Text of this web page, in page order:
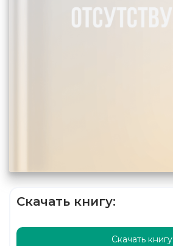
Скачать книгу:
Скачать книгу